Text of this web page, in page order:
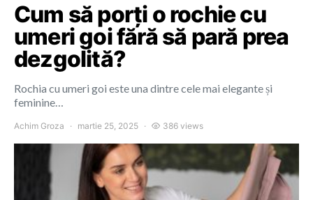
Cum să porți o rochie cu
umeri goi fără să pară prea
dezgolită?
Rochia cu umeri goi este una dintre cele mai elegante și
feminine…
Achim Groza martie 25, 2025 386 views